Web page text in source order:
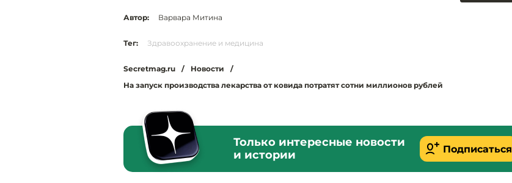
Автор: Варвара Митина
Тег: Здравоохранение и медицина
Secretmag.ru / Новости
/
На запуск производства лекарства от ковида потратят сотни миллионов рублей
Только интересные новости
и истории
Подписаться